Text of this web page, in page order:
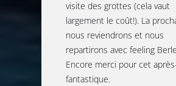
visite des grottes (cela vaut
largement le coût!). La
nous reviendrons et nous
repartirons avec feeling
Encore merci pour cet
fantastique.